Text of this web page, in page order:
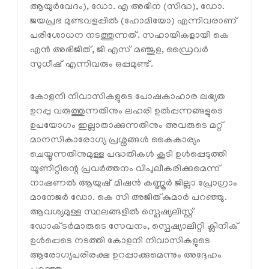
ആയുർവേദം), ഡോ. എ അഭിന (സിദ്ധ), ഡോ.
ജയപ്രഭ മുണ്ടവളപ്പിൽ (ഹോമിയോ) എന്നിവരാണ്
പരിശോധന നടത്തുന്നത്. സഹായികളായി കെ
എൻ അഭിജിത്, ജി എസ് മഞ്ജുള, ഡ്രൈവർ
സുധീഷ് എന്നിവരും ഒപ്പമുണ്ട്.
കോളനി നിവാസികളുടെ പോഷകാഹാര ലഭ്യത
ഉറപ്പു വരുത്തുന്നതിനും ലഹരി ഉൽപ്പന്നങ്ങളുടെ
ഉപയോഗം ഇല്ലാതാക്കുന്നതിനും അവരുടെ മറ്റ്
മാനസികാരോഗ്യ പ്രശ്നങ്ങൾ കൈകാര്യം
ചെയ്യുന്നതിനുമുള്ള പദ്ധതികൾ കൂടി ഉൾപ്പെടുത്തി
യൂണിറ്റിന്റെ പ്രവർത്തനം വിപുലീകരിക്കുമെന്ന്
നാഷണൽ ആയുഷ് മിഷൻ കണ്ണൂർ ജില്ലാ പ്രോഗ്രാം
മാനേജർ ഡോ. കെ സി അജിത്കുമാർ പറഞ്ഞു.
ആവശ്യമുള്ള സ്ഥലങ്ങളിൽ സ്പെഷ്യലിസ്റ്റ്
ഡോക്ടർമാരുടെ സേവനം, സ്പെഷ്യാലിറ്റി ക്ലിനിക്
ഉൾപ്പെടെ നടത്തി കോളനി നിവാസികളുടെ
ആരോഗ്യപരിരക്ഷ ഉറപ്പാക്കുമെന്നും അദ്ദേഹം